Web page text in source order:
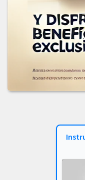
LICITACION_2024-001.PDF
LICITACION_No_002-